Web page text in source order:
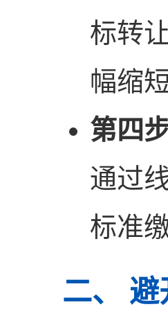
标转
幅缩
第四
通过
标准
二、